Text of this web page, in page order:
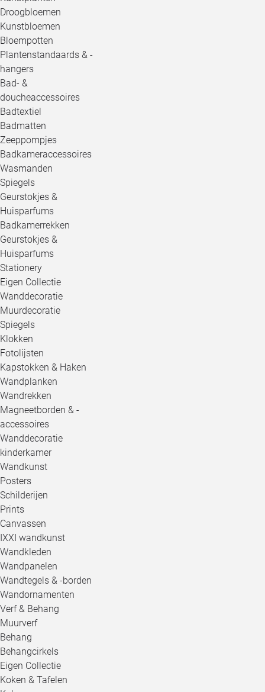
Droogbloemen
Kunstbloemen
Bloempotten
Plantenstandaards & -
hangers
Bad- &
doucheaccessoires
Badtextiel
Badmatten
Zeeppompjes
Badkameraccessoires
Wasmanden
Spiegels
Geurstokjes &
Huisparfums
Badkamerrekken
Geurstokjes &
Huisparfums
Stationery
Eigen Collectie
Wanddecoratie
Muurdecoratie
Spiegels
Klokken
Fotolijsten
Kapstokken & Haken
Wandplanken
Wandrekken
Magneetborden & -
accessoires
Wanddecoratie
kinderkamer
Wandkunst
Posters
Schilderijen
Prints
Canvassen
IXXI wandkunst
Wandkleden
Wandpanelen
Wandtegels & -borden
Wandornamenten
Verf & Behang
Muurverf
Behang
Behangcirkels
Eigen Collectie
Koken & Tafelen